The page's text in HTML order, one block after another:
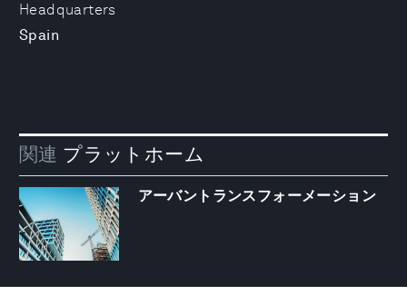
Headquarters
Spain
関連 プラットホーム
アーバントランスフォーメーション